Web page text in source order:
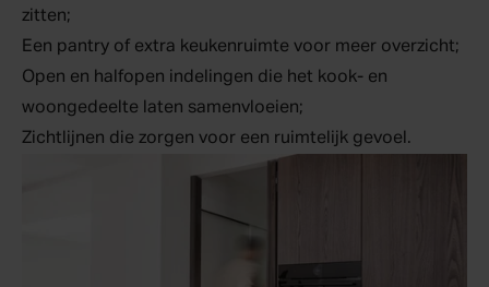
zitten;
Een pantry of extra keukenruimte voor meer overzicht;
Open en halfopen indelingen die het kook- en
woongedeelte laten samenvloeien;
Zichtlijnen die zorgen voor een ruimtelijk gevoel.